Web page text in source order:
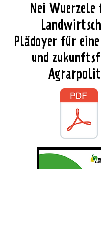
Nei
Plädoyer für
und